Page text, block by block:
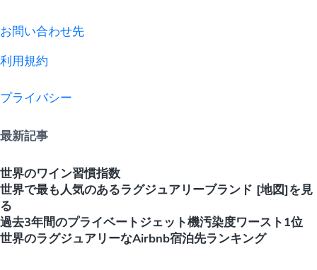
お問い合わせ先
利用規約
プライバシー
最新記事
世界のワイン習慣指数
世界で最も人気のあるラグジュアリーブランド [地図]を見
る
過去3年間のプライベートジェット機汚染度ワースト1位
世界のラグジュアリーなAirbnb宿泊先ランキング